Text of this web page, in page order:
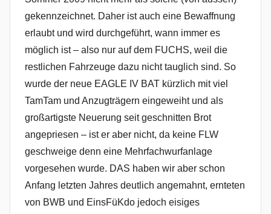
gekennzeichnet. Daher ist auch eine Bewaffnung
erlaubt und wird durchgeführt, wann immer es
möglich ist – also nur auf dem FUCHS, weil die
restlichen Fahrzeuge dazu nicht tauglich sind. So
wurde der neue EAGLE IV BAT kürzlich mit viel
TamTam und Anzugträgern eingeweiht und als
großartigste Neuerung seit geschnitten Brot
angepriesen – ist er aber nicht, da keine FLW
geschweige denn eine Mehrfachwurfanlage
vorgesehen wurde. DAS haben wir aber schon
Anfang letzten Jahres deutlich angemahnt, ernteten
von BWB und EinsFüKdo jedoch eisiges